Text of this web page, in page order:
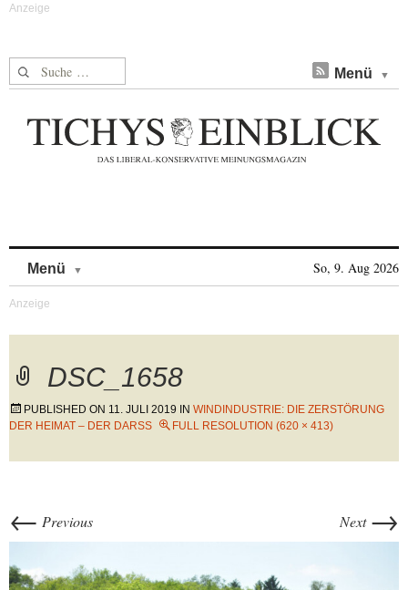
Suche nach: Menü
Menü So, 9. Aug 2026
DSC_1658
PUBLISHED ON 11. JULI 2019 IN WINDINDUSTRIE: DIE ZERSTÖRUNG
DER HEIMAT – DER DARSS
FULL RESOLUTION (620 × 413)
← Previous Next →